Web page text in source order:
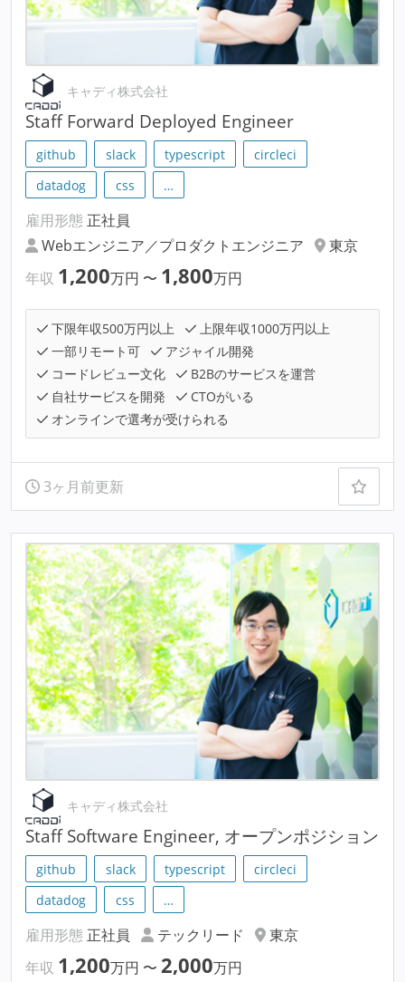
キャディ株式会社
Staff Forward Deployed Engineer
github slack typescript
circleci
datadog
css …
雇用形態 正社員
Webエンジニア／プロダクトエンジニア
東京
年収 1,200万円 〜 1,800万円
下限年収500万円以上
上限年収1000万円以上
一部リモート可
アジャイル開発
コードレビュー文化
B2Bのサービスを運営
自社サービスを開発
CTOがいる
オンラインで選考が受けられる
3ヶ月前更新
キャディ株式会社
Staff Software Engineer, オープンポジション
github slack typescript
circleci
datadog
css …
雇用形態 正社員 テックリード
東京
年収 1,200万円 〜 2,000万円